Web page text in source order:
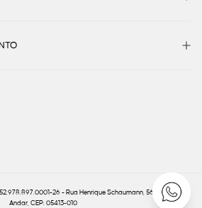
26 - Rua Henrique Schaumann, 566 - 1º
Andar, CEP: 05413-010